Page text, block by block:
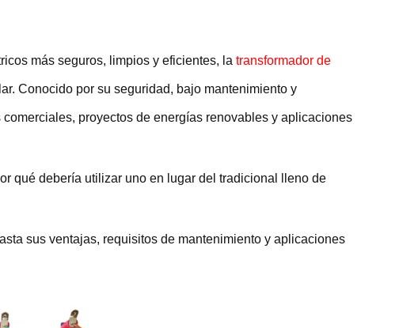
más seguros, limpios y eficientes, la transformador de
Conocido por su seguridad, bajo mantenimiento y
proyectos de energías renovables y aplicaciones
qué debería utilizar uno en lugar del tradicional lleno de
sus ventajas, requisitos de mantenimiento y aplicaciones